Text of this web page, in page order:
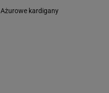
Ażurowe kardigany